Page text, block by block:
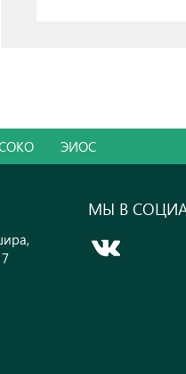
ЭИОС
МЫ В